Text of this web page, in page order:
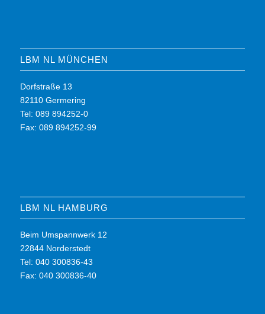
LBM NL MÜNCHEN
Dorfstraße 13
82110 Germering
Tel: 089 894252-0
Fax: 089 894252-99
LBM NL HAMBURG
Beim Umspannwerk 12
22844 Norderstedt
Tel: 040 300836-43
Fax: 040 300836-40